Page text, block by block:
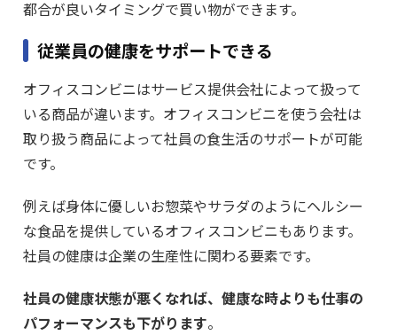
都合が良いタイミングで買い物ができます。
従業員の健康をサポートできる
オフィスコンビニはサービス提供会社によって扱って
いる商品が違います。オフィスコンビニを使う会社は
取り扱う商品によって社員の食生活のサポートが可能
です。
例えば身体に優しいお惣菜やサラダのようにヘルシー
な食品を提供しているオフィスコンビニもあります。
社員の健康は企業の生産性に関わる要素です。
社員の健康状態が悪くなれば、健康な時よりも仕事の
パフォーマンスも下がります。